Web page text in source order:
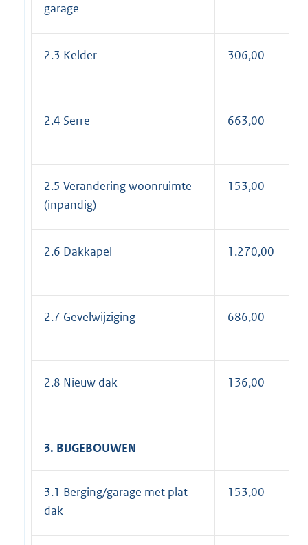
garage
2.3 Kelder 306,00
2.4 Serre 663,00
2.5 Verandering woonruimte
(inpandig)
153,00
2.6 Dakkapel 1.270,00
2.7 Gevelwijziging 686,00
2.8 Nieuw dak 136,00
3. BIJGEBOUWEN
3.1 Berging/garage met plat
dak
153,00